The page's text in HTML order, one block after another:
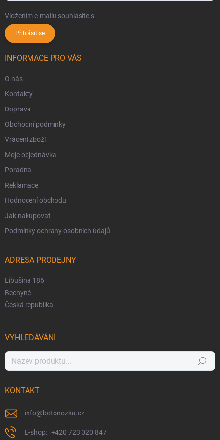
Vložením e-mailu souhlasíte s
Přihlásit se
INFORMACE PRO VÁS
O nás
Kontakty
Doprava
Obchodní podmínky
Vrácení zboží
Moje objednávka
Poradna
Reklamace
Hodnocení obchodu
Jak nakupovat
Podmínky ochrany osobních údajů
ADRESA PRODEJNY
Libušina 186
Bechyně
Česká republika
VYHLEDÁVÁNÍ
Hledat
KONTAKT
info@botonozka.cz
+420 723 020 847